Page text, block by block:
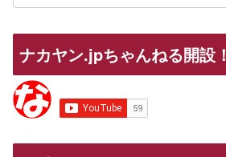
ナカヤン.jpちゃんねる開設！